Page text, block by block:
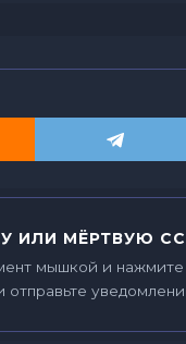
ИЛИ МЁРТВУЮ
мышкой и нажмите